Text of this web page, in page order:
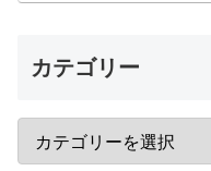
カテゴリー